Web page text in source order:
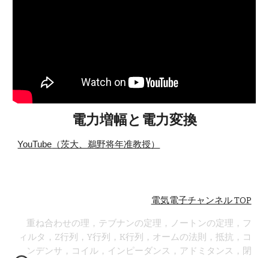
電力増幅と電力変換
YouTube （茨大、鵜野将年准教授）
電気電子チャンネル TOP
重ね合わせの理，テブナンの定理，ノートンの定理，フ
ィルタ，Z行列，Y行列，K行列，オームの法則，抵抗，コ
ンデンサ，コイル，インピーダンス，アドミタンス，閉